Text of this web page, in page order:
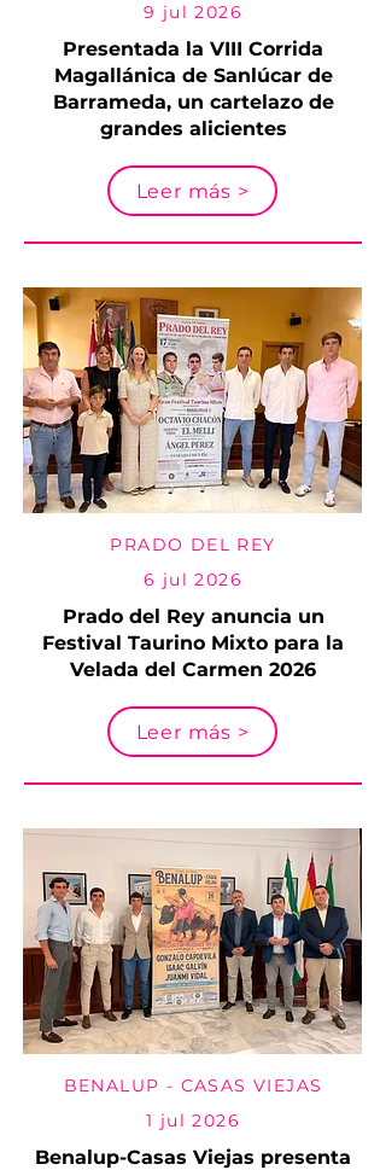
9 jul 2026
Presentada la VIII Corrida
Magallánica de Sanlúcar de
Barrameda, un cartelazo de
grandes alicientes
Leer más >
PRADO DEL REY
6 jul 2026
Prado del Rey anuncia un
Festival Taurino Mixto para la
Velada del Carmen 2026
Leer más >
BENALUP - CASAS VIEJAS
1 jul 2026
Benalup-Casas Viejas presenta